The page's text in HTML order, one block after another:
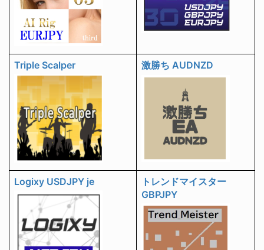
Triple Scalper 激勝ち AUDNZD
Logixy USDJPY je
トレンドマイスター
GBPJPY